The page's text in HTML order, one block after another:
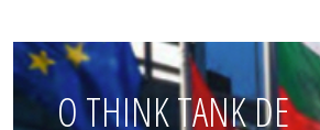
O THINK TANK DE